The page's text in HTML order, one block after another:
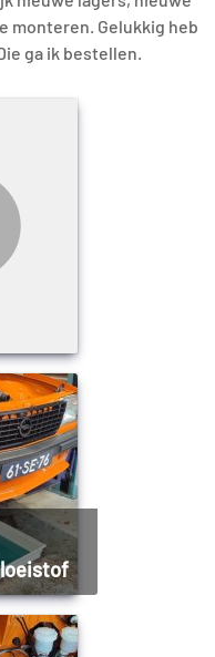
monteren. Gelukkig heb
ga ik bestellen.